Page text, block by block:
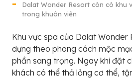
Dalat Wonder Resort còn có khu
trong khuôn viên
Khu vực spa của Dalat Wonder
dựng theo phong cách mộc
phần sang trọng. Ngay khi đặt
khách có thể thả lỏng cơ thể,